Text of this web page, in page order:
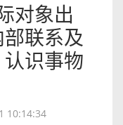
对象出
联系及
识事物
10:14:34